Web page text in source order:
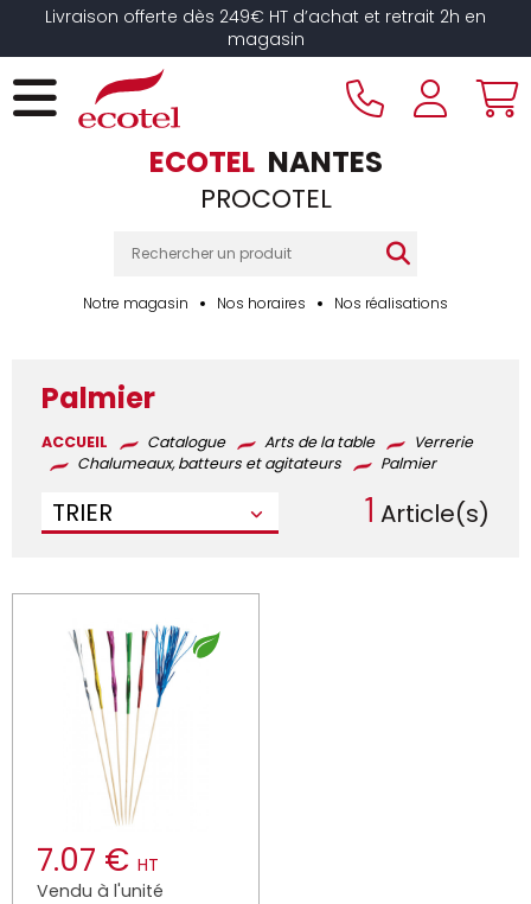
Livraison offerte dès 249€ HT d’achat et retrait 2h en
magasin
ECOTEL NANTES
PROCOTEL
Notre magasin Nos horaires Nos réalisations
Palmier
ACCUEIL Catalogue Arts de la table
Verrerie
Chalumeaux, batteurs et agitateurs
Palmier
TRIER 1 Article(s)
7.07 € HT
Vendu à l'unité
Panneau de gestion des cookies